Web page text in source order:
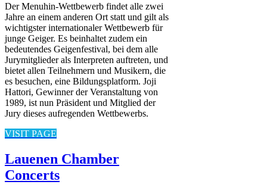
Der Menuhin-Wettbewerb findet alle zwei
Jahre an einem anderen Ort statt und gilt als
wichtigster internationaler Wettbewerb für
junge Geiger. Es beinhaltet zudem ein
bedeutendes Geigenfestival, bei dem alle
Jurymitglieder als Interpreten auftreten, und
bietet allen Teilnehmern und Musikern, die
es besuchen, eine Bildungsplatform. Joji
Hattori, Gewinner der Veranstaltung von
1989, ist nun Präsident und Mitglied der
Jury dieses aufregenden Wettbewerbs.
VISIT PAGE
Lauenen Chamber
Concerts